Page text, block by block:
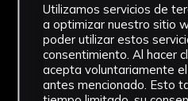
Muestra
SF
Utilizamos servicios de
a optimizar nuestro sitio
poder utilizar estos
consentimiento. Al hacer
acepta voluntariamente
antes mencionado. Esto